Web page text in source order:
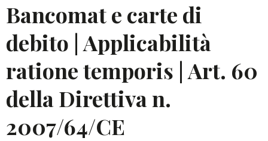
Bancomat e carte di
debito | Applicabilità
ratione temporis | Art. 60
della Direttiva n.
2007/64/CE